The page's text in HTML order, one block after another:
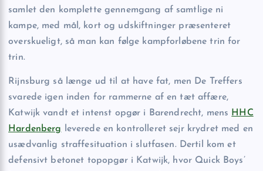
samlet den komplette gennemgang af samtlige ni
kampe, med mål, kort og udskiftninger præsenteret
overskueligt, så man kan følge kampforløbene trin for
trin.
Rijnsburg så længe ud til at have fat, men De Treffers
svarede igen inden for rammerne af en tæt affære,
Katwijk vandt et intenst opgør i Barendrecht, mens HHC
Hardenberg leverede en kontrolleret sejr krydret med en
usædvanlig straffesituation i slutfasen. Dertil kom et
defensivt betonet topopgør i Katwijk, hvor Quick Boys’